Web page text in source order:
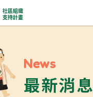
News
最新消息